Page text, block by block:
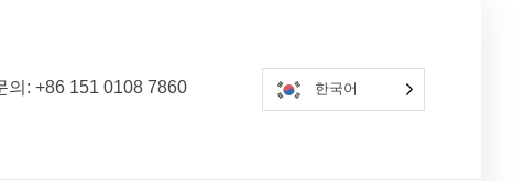
의: +86 151 0108 7860 한국어